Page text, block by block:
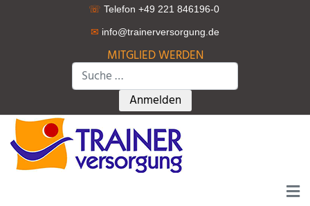
☏ Telefon +49 221 846196-0
✉ info@trainerversorgung.de
MITGLIED WERDEN
Suchen
Type 2 or more characters for
Anmelden